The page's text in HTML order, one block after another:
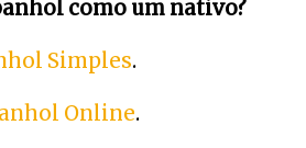
como um nativo?
Simples.
Online.